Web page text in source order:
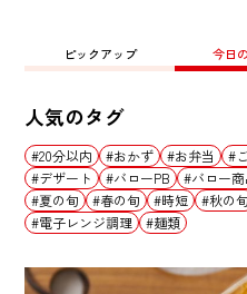
ピックアップ 今日
人気のタグ
20分以内 おかず お弁当
デザート
バローPB バロー
夏の旬
春の旬 時短 秋の旬
電子レンジ調理
麺類